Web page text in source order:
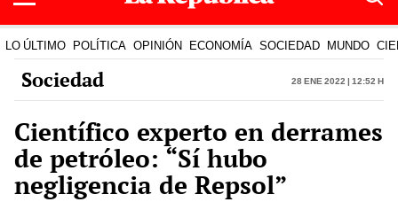
LO ÚLTIMO POLÍTICA OPINIÓN ECONOMÍA SOCIEDAD MUNDO
Sociedad 28 Ene 2022 | 12:52 h
Científico experto en derrames
de petróleo: “Sí hubo
negligencia de Repsol”